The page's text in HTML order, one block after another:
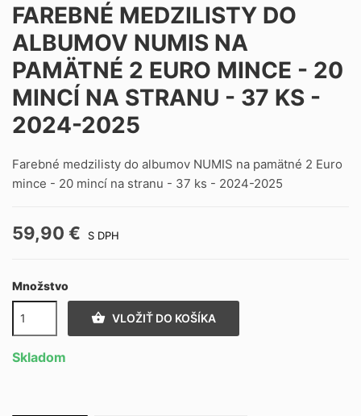
FAREBNÉ MEDZILISTY DO
ALBUMOV NUMIS NA
PAMÄTNÉ 2 EURO MINCE - 20
MINCÍ NA STRANU - 37 KS -
2024-2025
Farebné medzilisty do albumov NUMIS na pamätné 2 Euro
mince - 20 mincí na stranu - 37 ks - 2024-2025
59,90 € S DPH
Množstvo
 VLOŽIŤ DO KOŠÍKA
Skladom